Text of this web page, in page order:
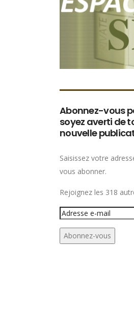
Abonnez-vous
soyez averti de
nouvelle
Saisissez votre
vous abonner.
Rejoignez les 318
Adresse
e-
mail
Abonnez-vous